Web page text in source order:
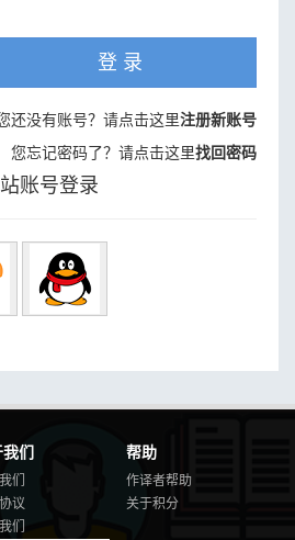
登 录
还没有账号？请点击这里注册新账号
您忘记密码了？请点击这里找回密码
账号登录
们
们
议
们
帮助
作译者帮助
关于积分